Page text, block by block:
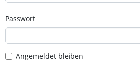
Passwort
Angemeldet bleiben